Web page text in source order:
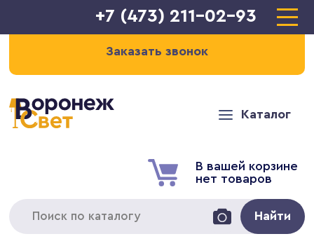
+7 (473) 211-02-93
Заказать звонок
Каталог
В вашей корзине
нет товаров
Найти